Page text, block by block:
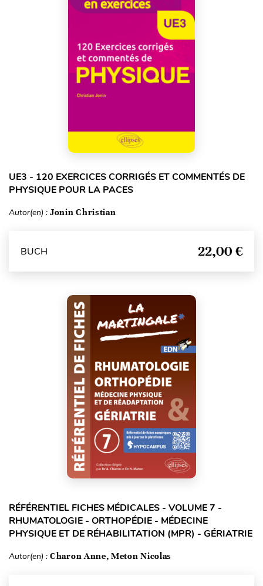
UE3 - 120 EXERCICES CORRIGÉS ET COMMENTÉS DE
PHYSIQUE POUR LA PACES
Autor(en) : Jonin Christian
BUCH 22,00 €
RÉFÉRENTIEL FICHES MÉDICALES - VOLUME 7 -
RHUMATOLOGIE - ORTHOPÉDIE - MÉDECINE
PHYSIQUE ET DE RÉHABILITATION (MPR) - GÉRIATRIE
Autor(en) : Charon Anne, Meton Nicolas